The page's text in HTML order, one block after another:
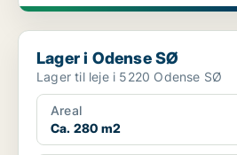
Lager i Odense SØ
Lager i Odense SØ
Lager til leje i 5220 Odense SØ
Areal
Ca. 280 m2